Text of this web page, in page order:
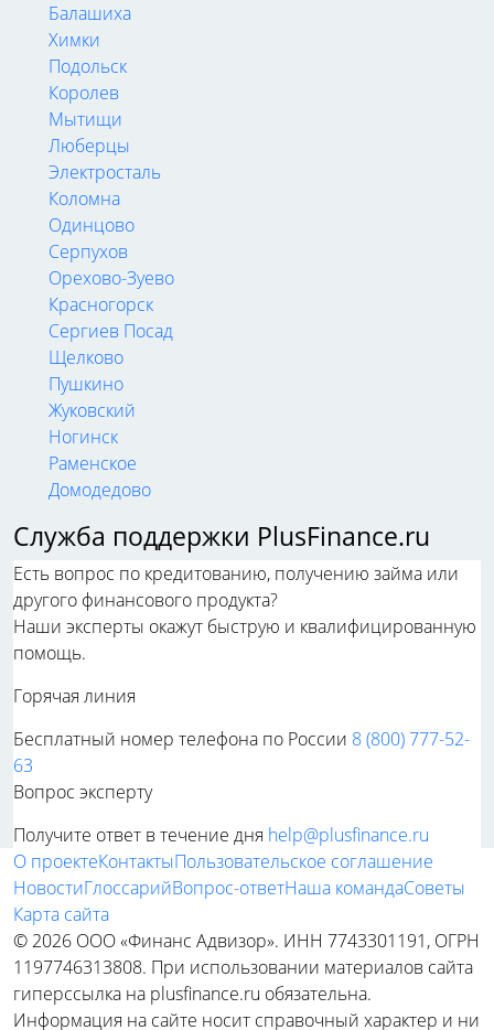
Балашиха
Химки
Подольск
Королев
Мытищи
Люберцы
Электросталь
Коломна
Одинцово
Серпухов
Орехово-Зуево
Красногорск
Сергиев Посад
Щелково
Пушкино
Жуковский
Ногинск
Раменское
Домодедово
Служба поддержки PlusFinance.ru
Есть вопрос по кредитованию, получению займа или
другого финансового продукта?
Наши эксперты окажут быструю и квалифицированную
помощь.
Горячая линия
Бесплатный номер телефона по России 8 (800) 777-52-
63
Вопрос эксперту
Получите ответ в течение дня help@plusfinance.ru
О проектеКонтактыПользовательское соглашение
НовостиГлоссарийВопрос-ответНаша командаСоветы
Карта сайта
© 2026 ООО «Финанс Адвизор». ИНН 7743301191, ОГРН
1197746313808. При использовании материалов сайта
гиперссылка на plusfinance.ru обязательна.
Информация на сайте носит справочный характер и ни